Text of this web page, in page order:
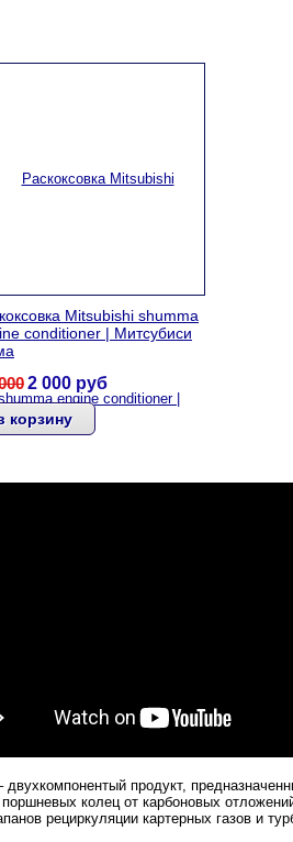
Mitsubishi shumma
conditioner | Митсубиси
2 000 руб
двухкомпонентый продукт,
колец от карбоновых
рециркуляции картерных газов и